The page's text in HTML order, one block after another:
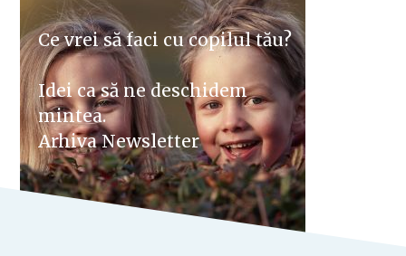
Ce vrei să faci cu copilul tău?
Idei ca să ne deschidem
mintea.
Arhiva Newsletter